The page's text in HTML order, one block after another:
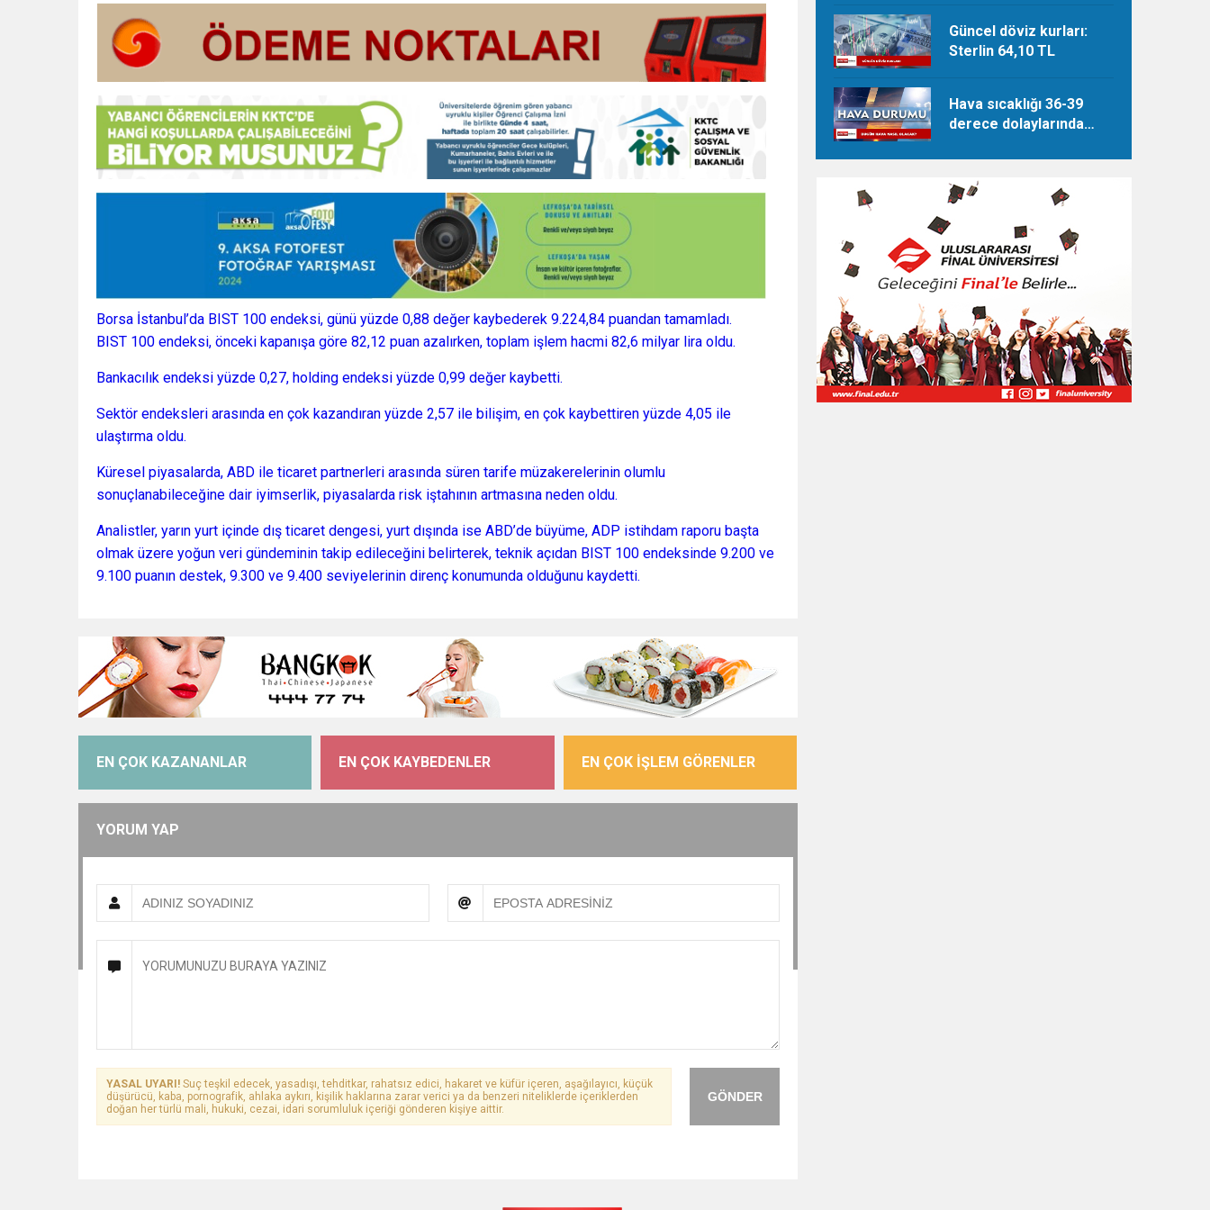
Borsa İstanbul’da BIST 100 endeksi, günü yüzde 0,88 değer kaybederek 9.224,84 puandan tamamladı.
BIST 100 endeksi, önceki kapanışa göre 82,12 puan azalırken, toplam işlem hacmi 82,6 milyar lira oldu.
Bankacılık endeksi yüzde 0,27, holding endeksi yüzde 0,99 değer kaybetti.
Sektör endeksleri arasında en çok kazandıran yüzde 2,57 ile bilişim, en çok kaybettiren yüzde 4,05 ile
ulaştırma oldu.
Küresel piyasalarda, ABD ile ticaret partnerleri arasında süren tarife müzakerelerinin olumlu
sonuçlanabileceğine dair iyimserlik, piyasalarda risk iştahının artmasına neden oldu.
Analistler, yarın yurt içinde dış ticaret dengesi, yurt dışında ise ABD’de büyüme, ADP istihdam raporu başta
olmak üzere yoğun veri gündeminin takip edileceğini belirterek, teknik açıdan BIST 100 endeksinde 9.200 ve
9.100 puanın destek, 9.300 ve 9.400 seviyelerinin direnç konumunda olduğunu kaydetti.
EN ÇOK KAZANANLAR EN ÇOK KAYBEDENLER EN ÇOK İŞLEM GÖRENLER
YORUM YAP
GÖNDER
YASAL UYARI! Suç teşkil edecek, yasadışı, tehditkar, rahatsız edici, hakaret ve küfür içeren, aşağılayıcı, küçük
düşürücü, kaba, pornografik, ahlaka aykırı, kişilik haklarına zarar verici ya da benzeri niteliklerde içeriklerden
doğan her türlü mali, hukuki, cezai, idari sorumluluk içeriği gönderen kişiye aittir.
Güncel döviz kurları:
Sterlin 64,10 TL
Hava sıcaklığı 36-39
derece dolaylarında